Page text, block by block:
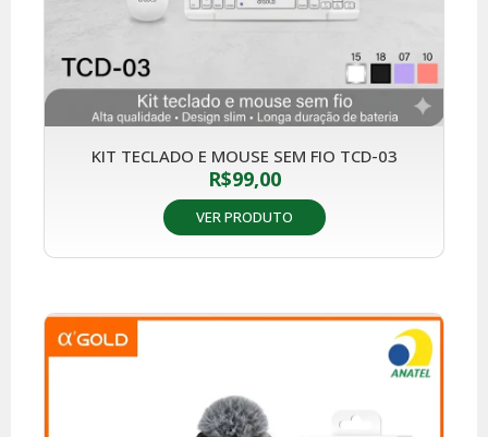
KIT TECLADO E MOUSE SEM FIO TCD-03
R$99,00
VER PRODUTO